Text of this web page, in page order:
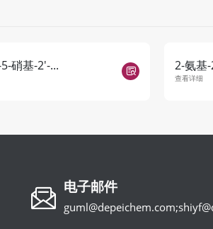
硝基-2'-... 2-氨基
查看详细
电子邮件